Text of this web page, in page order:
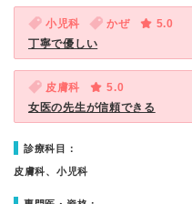
小児科 かぜ
5.0
丁寧で優しい
皮膚科
5.0
女医の先生が信頼できる
診療科目：
皮膚科、小児科